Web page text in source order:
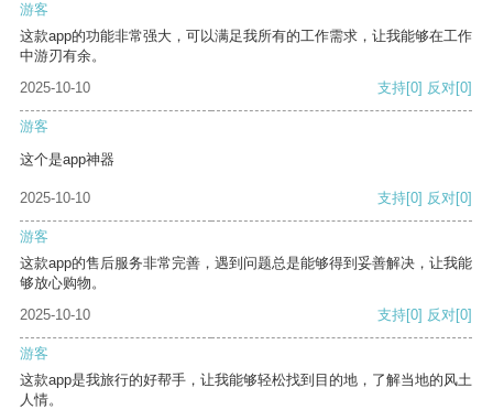
游客
这款app的功能非常强大，可以满足我所有的工作需求，让我能够在工作
中游刃有余。
2025-10-10
支持[0] 反对[0]
游客
这个是app神器
2025-10-10 支持[0] 反对[0]
游客
这款app的售后服务非常完善，遇到问题总是能够得到妥善解决，让我能
够放心购物。
2025-10-10
支持[0] 反对[0]
游客
这款app是我旅行的好帮手，让我能够轻松找到目的地，了解当地的风土
人情。